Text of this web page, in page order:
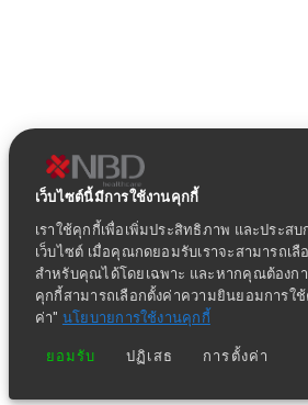
เว็บไซต์นี้มีการใช้งานคุกกี้
เราใช้คุกกี้เพื่อเพิ่มประสิทธิภาพ และประส
เว็บไซต์ เมื่อคุณกดยอมรับเราจะสามารถเ
สำหรับคุณได้โดยเฉพาะ และหากคุณต้องกา
คุกกี้สามารถเลือกตั้งค่าความยินยอมการใ
ค่า" นโยบายการใช้งานคุกกี้
ยอมรับ ปฏิเสธ การตั้งค่า